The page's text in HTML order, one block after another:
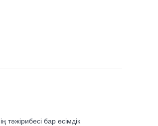
тәжірибесі бар өсімдік